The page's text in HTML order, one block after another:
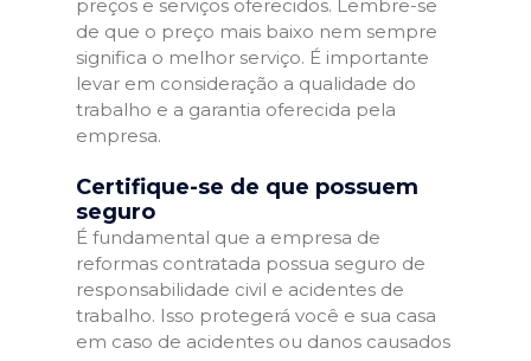
preços e serviços oferecidos. Lembre-se
de que o preço mais baixo nem sempre
significa o melhor serviço. É importante
levar em consideração a qualidade do
trabalho e a garantia oferecida pela
empresa.
Certifique-se de que possuem
seguro
É fundamental que a empresa de
reformas contratada possua seguro de
responsabilidade civil e acidentes de
trabalho. Isso protegerá você e sua casa
em caso de acidentes ou danos causados